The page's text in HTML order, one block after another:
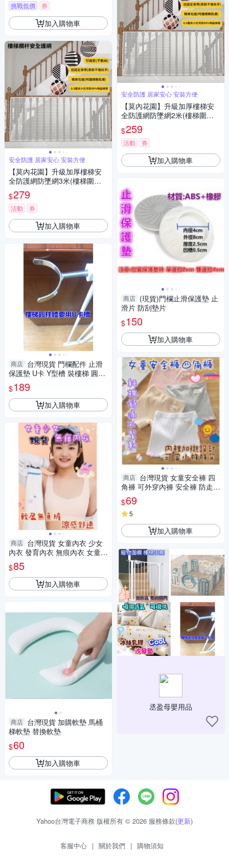
挑戰低價 券
加入購物車
安全防護 居家安心 安裝方便
【莫內花園】升級加厚樓梯安
全防護網防墜網3米(樓梯圍欄
縫防護網 欄杆安全網)
$279
活動 券
加入購物車
商店 台灣現貨 門欄配件 止滑
保護墊 U卡 Y型槽 裝樓梯 圓柱
型 固定槽 導向片 DIY零件
$189
加入購物車
商店 台灣現貨 女童內衣 少女
內衣 發育內衣 無痕內衣 女童小
$85
加入購物車
商店 台灣現貨 加購軟墊 馬桶
梯軟墊 替換軟墊
$60
加入購物車
安全防護 居家安心 安裝方便
【莫內花園】升級加厚樓梯安
全防護網防墜網2米(樓梯圍欄
縫防護網 欄杆安全網)
$259
活動 券
加入購物車
商店 (現貨)門欄止滑保護墊 止
滑片 防刮墊片
$150
加入購物車
商店 台灣現貨 女童安全褲 四
角褲 可外穿內褲 安全褲 防走光
打底褲 純棉四角褲
$69
5
加入購物車
丞盈母嬰用品
Yahoo台灣電子商務 版權所有 © 2026 服務條款(更新)
客服中心 | 關於我們 | 購物須知